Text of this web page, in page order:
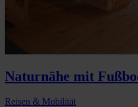
Naturnähe mit
Reisen & Mobilität